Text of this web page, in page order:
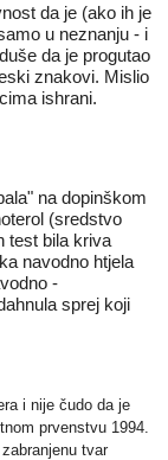
da je (ako ih je
u neznanju - i
da je progutao
znakovi. Mislio
ishrani.
na dopinškom
(sredstvo
test bila kriva
navodno htjela
-
sprej koji
i nije čudo da je
prvenstvu 1994.
tvar